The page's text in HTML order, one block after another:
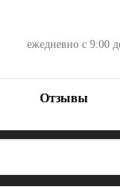
ежедневнос 9:00
Отзывы